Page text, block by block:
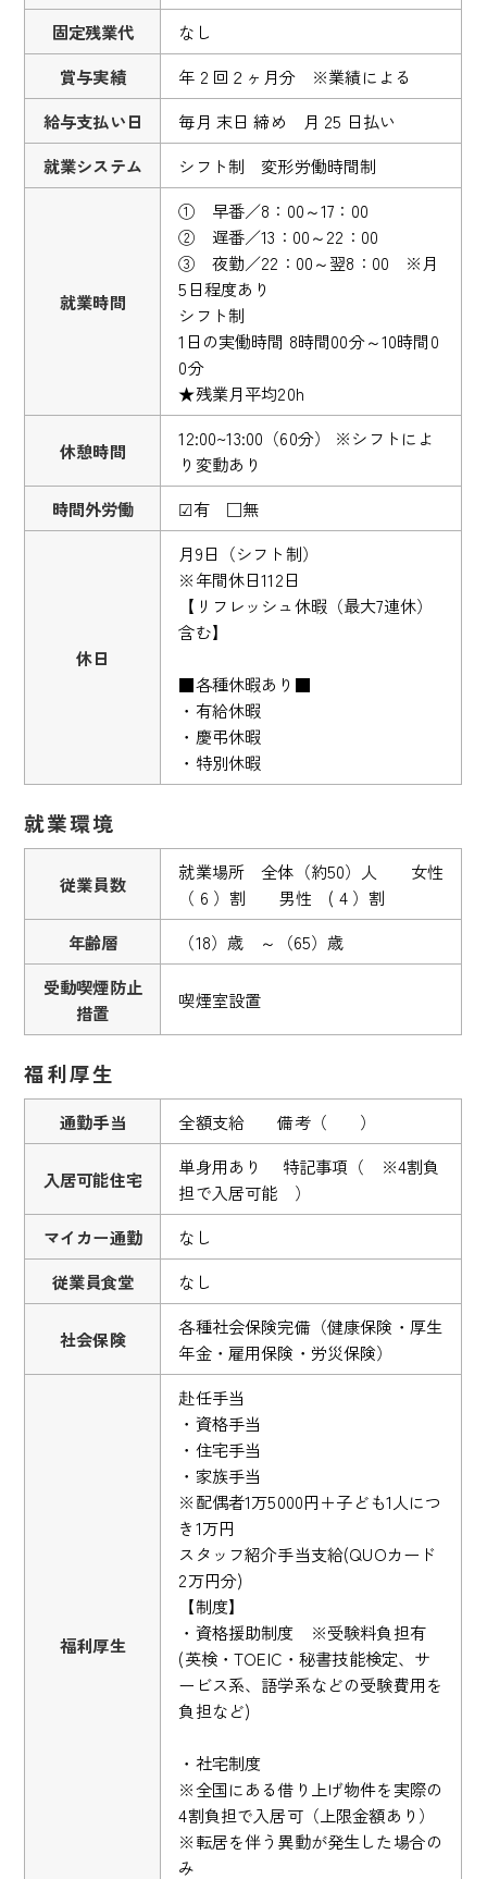
固定残業代
なし
賞与実績
年 2 回２ヶ月分 ※業績による
給与支払い日
毎月 末日 締め 月 25 日払い
就業システム
シフト制 変形労働時間制
就業時間
① 早番／8：00～17：00
② 遅番／13：00～22：00
③ 夜勤／22：00～翌8：00 ※月
5日程度あり
シフト制
1日の実働時間 8時間00分～10時間0
0分
★残業月平均20h
休憩時間
12:00~13:00（60分） ※シフトによ
り変動あり
時間外労働
☑有 □無
休日
月9日（シフト制）
※年間休日112日
【リフレッシュ休暇（最大7連休）
含む】
■各種休暇あり■
・有給休暇
・慶弔休暇
・特別休暇
就業環境
従業員数
就業場所 全体（約50）人 女性
（ 6 ）割 男性 ( 4 ）割
年齢層
（18）歳 ～（65）歳
受動喫煙防止
措置
喫煙室設置
福利厚生
通勤手当 全額支給 備考（ ）
入居可能住宅
単身用あり 特記事項（ ※4割負
担で入居可能 ）
マイカー通勤
なし
従業員食堂
なし
社会保険
各種社会保険完備（健康保険・厚生
年金・雇用保険・労災保険）
福利厚生
赴任手当
・資格手当
・住宅手当
・家族手当
※配偶者1万5000円＋子ども1人につ
き1万円
スタッフ紹介手当支給(QUOカード
2万円分)
【制度】
・資格援助制度 ※受験料負担有
(英検・TOEIC・秘書技能検定、サ
ービス系、語学系などの受験費用を
負担など)
・社宅制度
※全国にある借り上げ物件を実際の
4割負担で入居可（上限金額あり）
※転居を伴う異動が発生した場合の
み